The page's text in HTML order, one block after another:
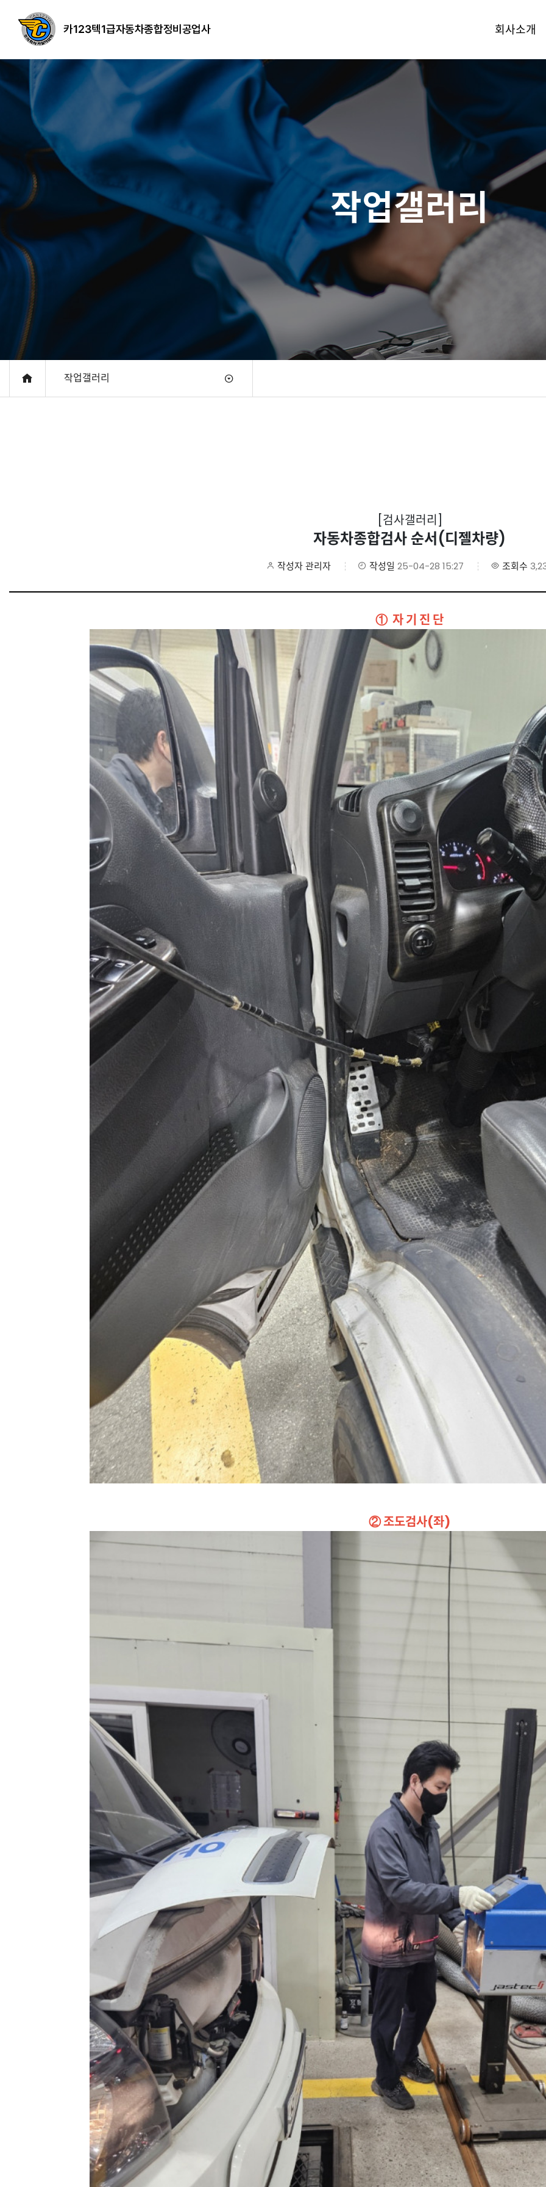
회사소개
작업갤러리
작업갤러리
[검사갤러리]
자동차종합검사 순서(디젤차량)
작성자관리자 작성일 25-04-28 15:27 조회수
① 자 기 진 단
② 조도검사(좌)